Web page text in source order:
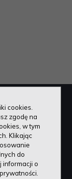
cookies.
zgodę na
w tym
Klikając
do
informacji o